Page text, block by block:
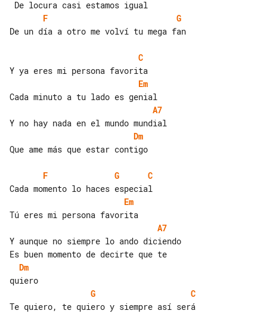
F
G
De un día a otro me volví tu mega fan
C
Em
A7
Dm
Que ame más que estar contigo
F G
C
Em
A7
Dm
G
C
Te quiero, te quiero y siempre así será